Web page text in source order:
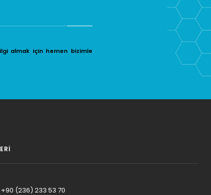
almak için hemen bizimle
+90 (236) 233 53 70